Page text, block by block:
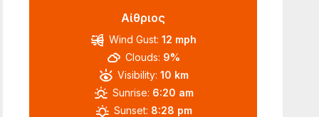
Αίθριος
Wind Gust: 12 mph
Clouds: 9%
Visibility: 10 km
Sunrise: 6:20 am
Sunset: 8:28 pm